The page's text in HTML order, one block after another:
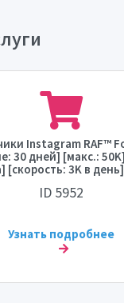
Instagram RAF™
30 дней] [макс.:
[скорость: 3K в день]
ID 5952
Узнать подробнее